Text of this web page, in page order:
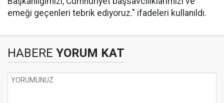
emeği geçenleri tebrik ediyoruz." ifadeleri kullanıldı.
HABERE YORUM KAT